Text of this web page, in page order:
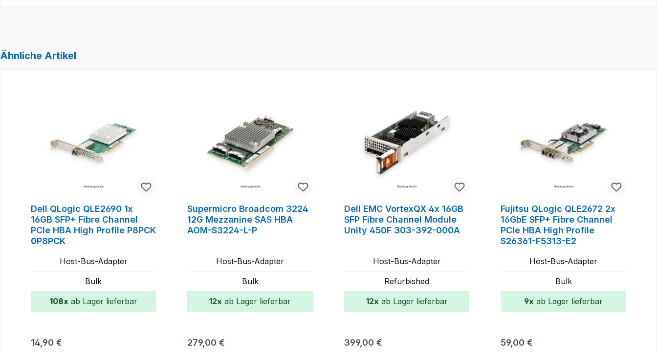
Ähnliche Artikel
Dell QLogic QLE2690 1x
16GB SFP+ Fibre Channel
PCIe HBA High Profile P8PCK
0P8PCK
Host-Bus-Adapter
Bulk
108x ab Lager lieferbar
Regulärer Preis:
14,90 €
Supermicro Broadcom 3224
12G Mezzanine SAS HBA
AOM-S3224-L-P
Host-Bus-Adapter
Bulk
12x ab Lager lieferbar
Regulärer Preis:
279,00 €In den Warenkorb
Dell EMC VortexQX 4x 16GB
SFP Fibre Channel Module
Unity 450F 303-392-000A
Host-Bus-Adapter
Refurbished
12x ab Lager lieferbar
Regulärer Preis:
399,00 €In den Warenkorb
Fujitsu QLogic QLE2672 2x
16GbE SFP+ Fibre Channel
PCIe HBA High Profile
S26361-F5313-E2
Host-Bus-Adapter
Bulk
9x ab Lager lieferbar
Regulärer Preis:
59,00 €